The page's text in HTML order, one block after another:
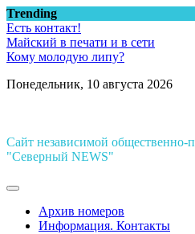
Перейти
к
содержимому
Trending
Есть контакт!
Майский в печати и в сети
Кому молодую липу?
Понедельник, 10 августа 2026
Сайт независимой общественно-
"Северный NEWS"
Архив номеров
Информация. Контакты